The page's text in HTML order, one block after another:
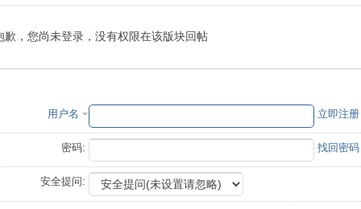
歉，您尚未登录，没有权限在该版块回帖
用户名 立即注册
密码: 找回密码
安全提问: